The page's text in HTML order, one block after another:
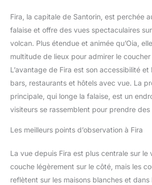
Fira, la capitale de Santorin, est perchée
falaise et offre des vues spectaculaires
volcan. Plus étendue et animée qu’Oia,
multitude de lieux pour admirer le coucher
L’avantage de Fira est son accessibilité
bars, restaurants et hôtels avec vue. La
principale, qui longe la falaise, est un
visiteurs se rassemblent pour prendre des
Les meilleurs points d’observation à Fira
La vue depuis Fira est plus centrale sur le
couche légèrement sur le côté, mais les
reflètent sur les maisons blanches et